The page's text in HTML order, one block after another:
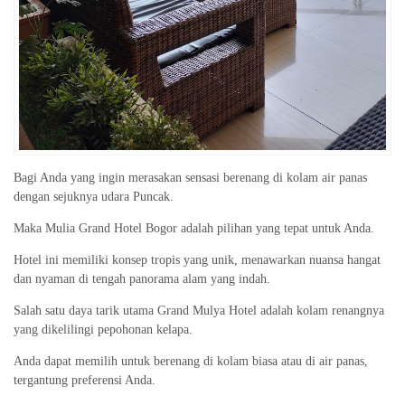
Bagi Anda yang ingin merasakan sensasi berenang di kolam air panas
dengan sejuknya udara Puncak.
Maka Mulia Grand Hotel Bogor adalah pilihan yang tepat untuk Anda.
Hotel ini memiliki konsep tropis yang unik, menawarkan nuansa hangat
dan nyaman di tengah panorama alam yang indah.
Salah satu daya tarik utama Grand Mulya Hotel adalah kolam renangnya
yang dikelilingi pepohonan kelapa.
Anda dapat memilih untuk berenang di kolam biasa atau di air panas,
tergantung preferensi Anda.